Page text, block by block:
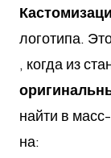
логотипа.
, когда из
найти в
на: